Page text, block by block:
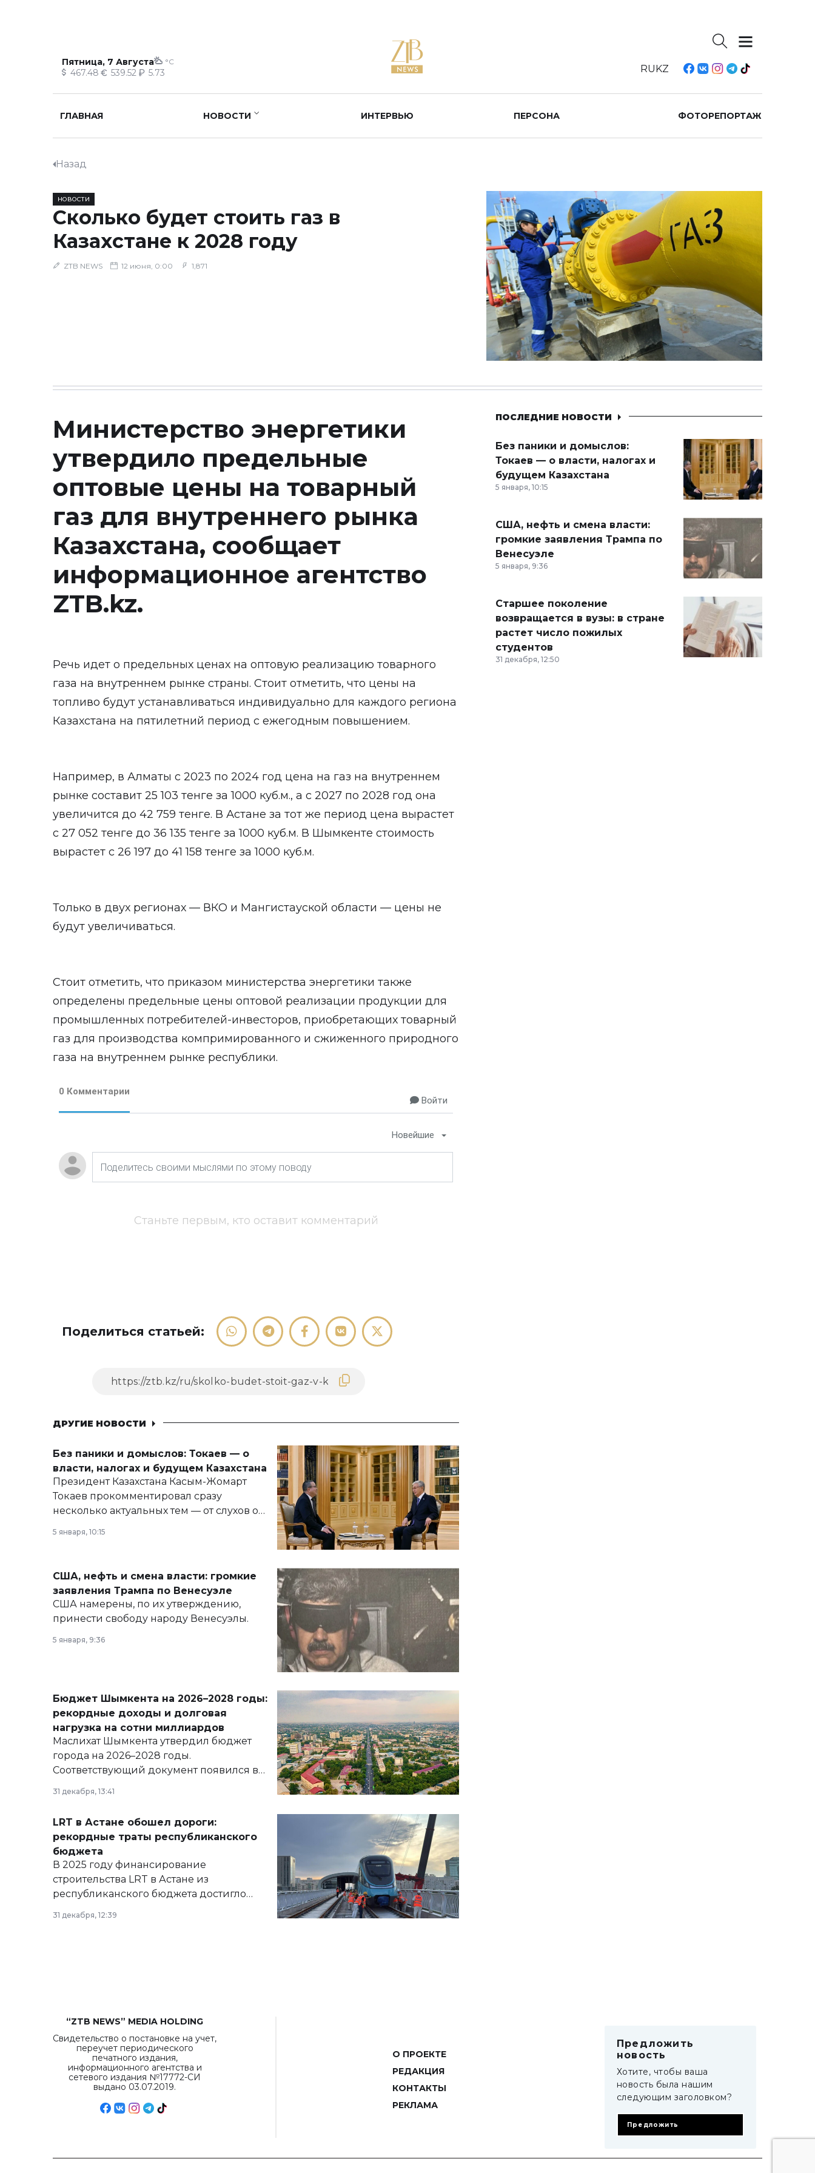
Пятница, 7 Августа °C
467.48 539.52 5.73 RUKZ
ГЛАВНАЯ НОВОСТИ ИНТЕРВЬЮ ПЕРСОНА ФОТОРЕПОРТАЖ
Назад
НОВОСТИ
Сколько будет стоить газ в
Казахстане к 2028 году
ZTB NEWS 12 июня, 0:00 1,871
Министерство энергетики
утвердило предельные
оптовые цены на товарный
газ для внутреннего рынка
Казахстана, сообщает
информационное агентство
ZTB.kz.
Речь идет о предельных ценах на оптовую реализацию товарного
газа на внутреннем рынке страны. Стоит отметить, что цены на
топливо будут устанавливаться индивидуально для каждого региона
Казахстана на пятилетний период с ежегодным повышением.
Например, в Алматы с 2023 по 2024 год цена на газ на внутреннем
рынке составит 25 103 тенге за 1000 куб.м., а с 2027 по 2028 год она
увеличится до 42 759 тенге. В Астане за тот же период цена вырастет
с 27 052 тенге до 36 135 тенге за 1000 куб.м. В Шымкенте стоимость
вырастет с 26 197 до 41 158 тенге за 1000 куб.м.
Только в двух регионах — ВКО и Мангистауской области — цены не
будут увеличиваться.
Стоит отметить, что приказом министерства энергетики также
определены предельные цены оптовой реализации продукции для
промышленных потребителей-инвесторов, приобретающих товарный
газ для производства компримированного и сжиженного природного
газа на внутреннем рынке республики.
0 Комментарии
Войти
Новейшие
Станьте первым, кто оставит комментарий
Поделиться статьей:
ДРУГИЕ НОВОСТИ
Без паники и домыслов: Токаев — о
власти, налогах и будущем Казахстана
Президент Казахстана Касым-Жомарт
Токаев прокомментировал сразу
несколько актуальных тем — от слухов о
армии, экономики и личного здоровья.
5 января, 10:15
США, нефть и смена власти: громкие
заявления Трампа по Венесуэле
США намерены, по их утверждению,
принести свободу народу Венесуэлы.
5 января, 9:36
Бюджет Шымкента на 2026–2028 годы:
рекордные доходы и долговая
нагрузка на сотни миллиардов
Маслихат Шымкента утвердил бюджет
города на 2026–2028 годы.
Соответствующий документ появился в
базе нормативных правовых актов и на
сайте маслихат города.
31 декабря, 13:41
LRT в Астане обошел дороги:
рекордные траты республиканского
бюджета
В 2025 году финансирование
строительства LRT в Астане из
республиканского бюджета достигло
рекордных объемов.
31 декабря, 12:39
ПОСЛЕДНИЕ НОВОСТИ
Без паники и домыслов:
Токаев — о власти, налогах и
будущем Казахстана
5 января, 10:15
США, нефть и смена власти:
громкие заявления Трампа по
Венесуэле
5 января, 9:36
Старшее поколение
возвращается в вузы: в стране
растет число пожилых
студентов
31 декабря, 12:50
“ZTB NEWS” MEDIA HOLDING
Свидетельство о постановке на учет,
переучет периодического
печатного издания,
информационного агентства и
сетевого издания №17772-СИ
выдано 03.07.2019.
О ПРОЕКТЕ
РЕДАКЦИЯ
КОНТАКТЫ
РЕКЛАМА
Предложить
новость
Хотите, чтобы ваша
новость была нашим
следующим заголовком?
Предложить